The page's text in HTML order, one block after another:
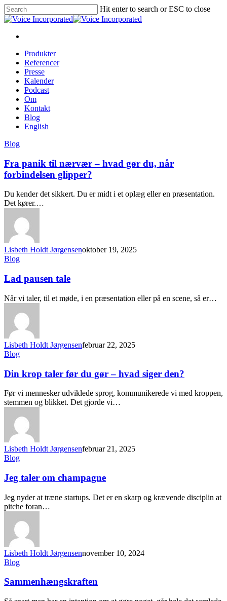
Hit enter to search or ESC to close
Produkter
Referencer
Presse
Kalender
Podcast
Om
Kontakt
Blog
English
Blog
Fra panik til nærvær – hvad gør du, når
forbindelsen glipper?
Du kender det sikkert. Du er midt i et oplæg eller en præsentation.
Det kører.…
Lisbeth Holdt Jørgensenoktober 19, 2025
Blog
Lad pausen tale
Når vi taler, til et møde, i en præsentation eller på en scene, så er…
Lisbeth Holdt Jørgensenfebruar 22, 2025
Blog
Din krop taler før du gør – hvad siger den?
Før vi mennesker udviklede sprog, kommunikerede vi med kroppen,
stemmen og blikket. Det gjorde vi…
Lisbeth Holdt Jørgensenfebruar 21, 2025
Blog
Jeg taler om champagne
Jeg nyder at træne startups. Det er en skarp og krævende disciplin at
pitche foran…
Lisbeth Holdt Jørgensennovember 10, 2024
Blog
Sammenhængskraften